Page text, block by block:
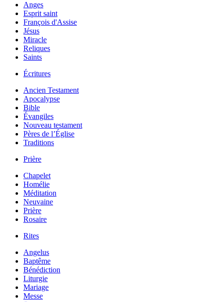
Anges
Esprit saint
François d'Assise
Jésus
Miracle
Reliques
Saints
Écritures
Ancien Testament
Apocalypse
Bible
Évangiles
Nouveau testament
Pères de l’Église
Traditions
Prière
Chapelet
Homélie
Méditation
Neuvaine
Prière
Rosaire
Rites
Angelus
Baptême
Bénédiction
Liturgie
Mariage
Messe